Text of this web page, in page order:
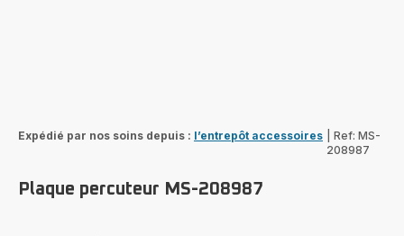
Expédié par nos soins depuis : l’entrepôt accessoires
Ref: MS-
208987
Plaque percuteur MS-208987